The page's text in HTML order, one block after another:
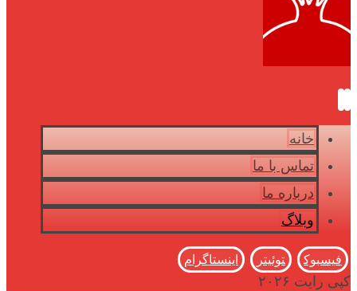
خانه
تماس با ما
درباره ما
وبلاگ
فیسبوک توئیتر اینستاگرام
کپی رایت ۲۰۲۶